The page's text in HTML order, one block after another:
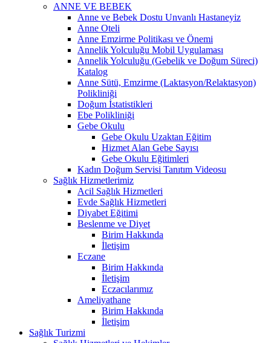
ANNE VE BEBEK
Anne ve Bebek Dostu Unvanlı Hastaneyiz
Anne Oteli
Anne Emzirme Politikası ve Önemi
Annelik Yolculuğu Mobil Uygulaması
Annelik Yolculuğu (Gebelik ve Doğum Süreci)
Katalog
Anne Sütü, Emzirme (Laktasyon/Relaktasyon)
Polikliniği
Doğum İstatistikleri
Ebe Polikliniği
Gebe Okulu
Gebe Okulu Uzaktan Eğitim
Hizmet Alan Gebe Sayısı
Gebe Okulu Eğitimleri
Kadın Doğum Servisi Tanıtım Videosu
Sağlık Hizmetlerimiz
Acil Sağlık Hizmetleri
Evde Sağlık Hizmetleri
Diyabet Eğitimi
Beslenme ve Diyet
Birim Hakkında
İletişim
Eczane
Birim Hakkında
İletişim
Eczacılarımız
Ameliyathane
Birim Hakkında
İletişim
Sağlık Turizmi